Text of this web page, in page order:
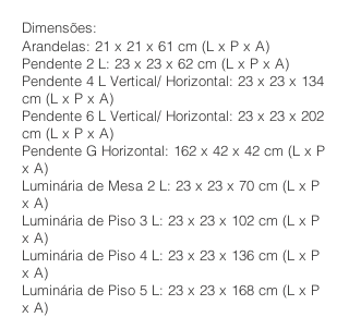
Dimensões:
Arandelas: 21 x 21 x 61 cm (L x P x A)
Pendente 2 L: 23 x 23 x 62 cm (L x P x A)
Pendente 4 L Vertical/ Horizontal: 23 x 23 x 134
cm (L x P x A)
Pendente 6 L Vertical/ Horizontal: 23 x 23 x 202
cm (L x P x A)
Pendente G Horizontal: 162 x 42 x 42 cm (L x P
x A)
Luminária de Mesa 2 L: 23 x 23 x 70 cm (L x P
x A)
Luminária de Piso 3 L: 23 x 23 x 102 cm (L x P
x A)
Luminária de Piso 4 L: 23 x 23 x 136 cm (L x P
x A)
Luminária de Piso 5 L: 23 x 23 x 168 cm (L x P
x A)​